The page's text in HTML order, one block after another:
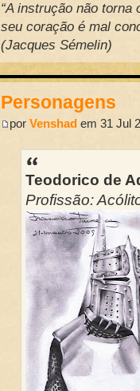
“A instrução não
seu coração é mal
(Jacques Sémelin)
Personagens
porVenshad em 31 Jul
Teodorico de
Profissão: